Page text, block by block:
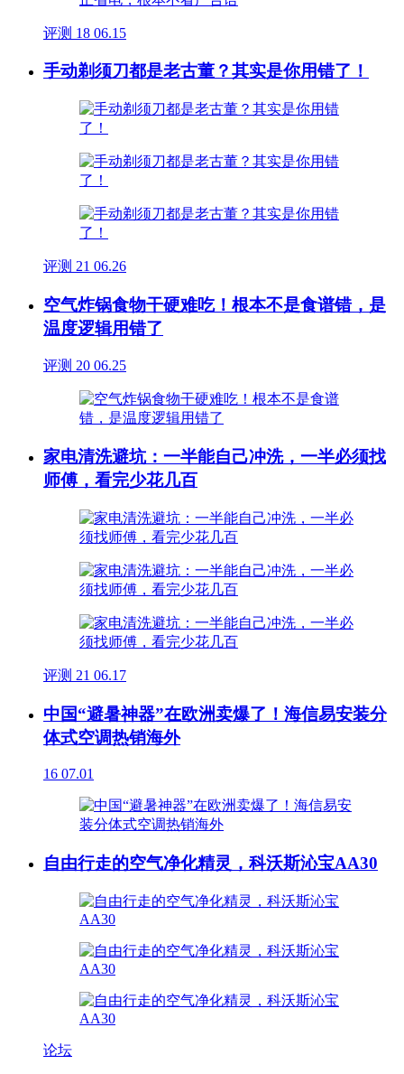
评测 18 06.15
手动剃须刀都是老古董？其实是你用错了！
评测 21 06.26
空气炸锅食物干硬难吃！根本不是食谱错，是
温度逻辑用错了
评测 20 06.25
家电清洗避坑：一半能自己冲洗，一半必须找
师傅，看完少花几百
评测 21 06.17
中国“避暑神器”在欧洲卖爆了！海信易安装分
体式空调热销海外
16 07.01
自由行走的空气净化精灵，科沃斯沁宝AA30
论坛